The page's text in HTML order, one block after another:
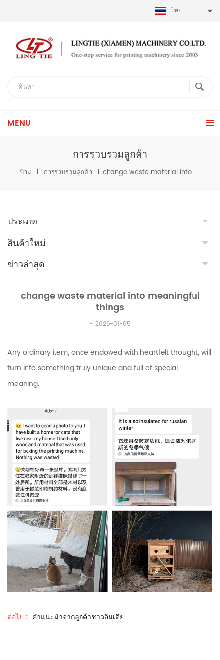
ไทย
MENU
การรวบรวมลูกค้า
บ้าน การรวบรวมลูกค้า change waste material into meaningful things
ประเภท
สินค้าใหม่
ข่าวล่าสุด
change waste material into meaningful
things
2026-01-05
Any ordinary item, once endowed with heartfelt thought, will
turn into something truly unique and full of special
meaning.
ต่อไป : คำแนะนำจากลูกค้าชาวอินเดีย